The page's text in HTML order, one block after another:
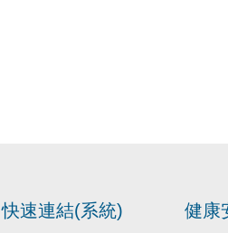
快速連結(系統) 健康